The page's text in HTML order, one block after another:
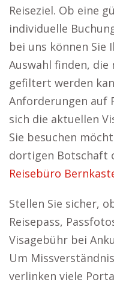
Reiseziel. Ob eine
individuelle
bei uns können Sie
Auswahl finden, die
gefiltert werden
Anforderungen auf
sich die aktuellen
Sie besuchen
dortigen Botschaft
Reisebüro
Stellen Sie sicher,
Reisepass,
Visagebühr bei
Um
verlinken viele